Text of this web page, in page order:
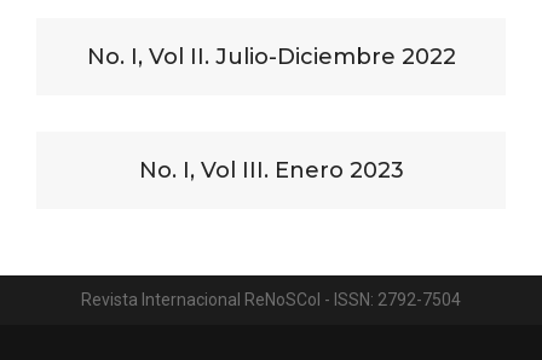
No. I, Vol II. Julio-Diciembre 2022
No. I, Vol III. Enero 2023
Revista Internacional ReNoSCol - ISSN: 2792-7504